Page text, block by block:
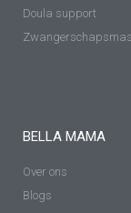
Doula support
BELLA MAMA
Over ons
Blogs